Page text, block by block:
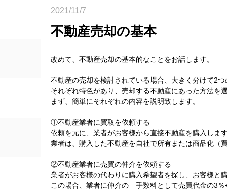
2021/11/7
不動産売却の基本
改めて、不動産売却の基本的なことをお話します。
不動産の売却を検討されている場合、大きく分けて2
それぞれ特色があり、売却する不動産にあった方法を
まず、簡単にそれぞれの内容を説明致します。
①不動産業者に買取を依頼する
依頼を元に、業者がお客様から直接不動産を購入しま
業者は、購入した不動産を自社で所有または商品化（
②不動産業者に売買の仲介を依頼する
業者がお客様の代わりに購入希望者を探し、お客様と
この場合、業者に仲介の 手数料として売買代金の3